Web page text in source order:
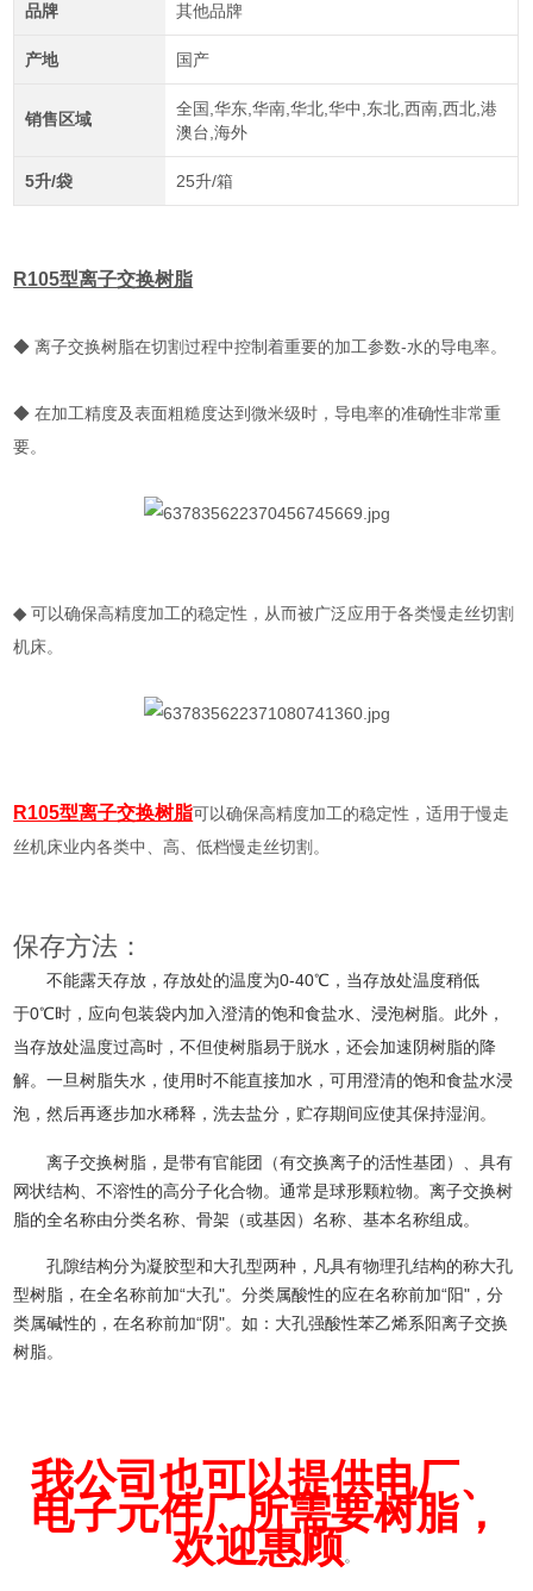
品牌 其他品牌
产地 国产
销售区域
全国,华东,华南,华北,华中,东北,西南,西北,港
澳台,海外
5升/袋 25升/箱
R105型离子交换树脂
◆ 离子交换树脂在切割过程中控制着重要的加工参数-水的导电率。
◆ 在加工精度及表面粗糙度达到微米级时，导电率的准确性非常重
要。
◆可以确保高精度加工的稳定性，从而被广泛应用于各类慢走丝切割
机床。
R105型离子交换树脂可以确保高精度加工的稳定性，适用于慢走
丝机床业内各类中、高、低档慢走丝切割。
保存方法：
不能露天存放，存放处的温度为0-40℃，当存放处温度稍低
于0℃时，应向包装袋内加入澄清的饱和食盐水、浸泡树脂。此外，
当存放处温度过高时，不但使树脂易于脱水，还会加速阴树脂的降
解。一旦树脂失水，使用时不能直接加水，可用澄清的饱和食盐水浸
泡，然后再逐步加水稀释，洗去盐分，贮存期间应使其保持湿润。
离子交换树脂，是带有官能团（有交换离子的活性基团）、具有
网状结构、不溶性的高分子化合物。通常是球形颗粒物。离子交换树
脂的全名称由分类名称、骨架（或基因）名称、基本名称组成。
孔隙结构分为凝胶型和大孔型两种，凡具有物理孔结构的称大孔
型树脂，在全名称前加“大孔"。分类属酸性的应在名称前加“阳"，分
类属碱性的，在名称前加“阴"。如：大孔强酸性苯乙烯系阳离子交换
树脂。
我公司也可以提供电厂、
电子元件厂所需要树脂，
欢迎惠顾。